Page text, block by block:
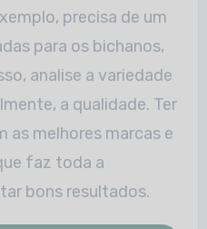
precisa de um
para os bichanos,
analise a variedade
a qualidade. Ter
as melhores marcas e
faz toda a
bons resultados.